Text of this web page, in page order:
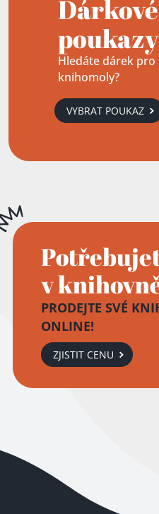
Dárkové
poukazy
Hledáte dárek
knihomoly?
VYBRAT POUKAZ
v
PRODEJTE SVÉ
ONLINE!
ZJISTIT CENU